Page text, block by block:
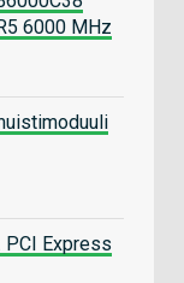
6000 MHz
PCI Express